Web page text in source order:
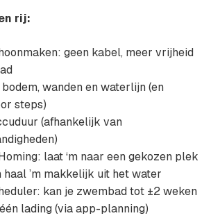
rij:
geen kabel, meer vrijheid
wanden en waterlijn (en
steps)
(afhankelijk van
laat ‘m naar een gekozen plek
haal ’m makkelijk uit het water
kan je zwembad tot ±2 weken
lading (via app-planning)